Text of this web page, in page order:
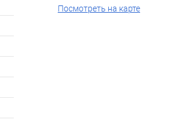
Посмотреть на карте